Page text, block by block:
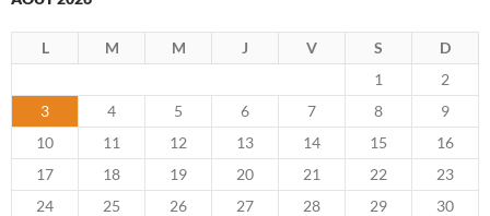
L M M J V S
D
1
2
3
4 5 6 7 8
9
10
11 12 13 14 15
16
17
18 19 20 21 22
23
24
25 26 27 28 29
30